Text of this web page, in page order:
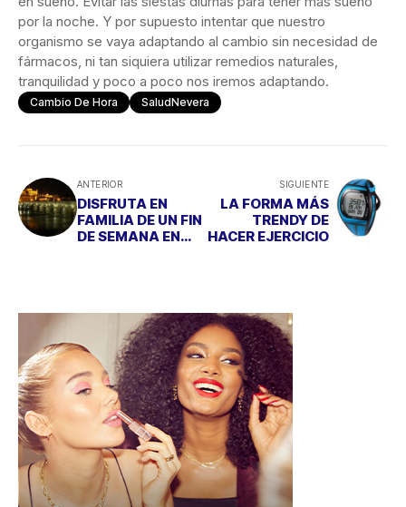
por la noche. Y por supuesto intentar que nuestro
organismo se vaya adaptando al cambio sin necesidad de
fármacos, ni tan siquiera utilizar remedios naturales,
tranquilidad y poco a poco nos iremos adaptando.
Cambio De Hora SaludNevera
ANTERIOR
DISFRUTA EN
FAMILIA DE UN FIN
DE SEMANA EN
SIGUIENTE
LA FORMA MÁS
TRENDY DE
HACER EJERCICIO